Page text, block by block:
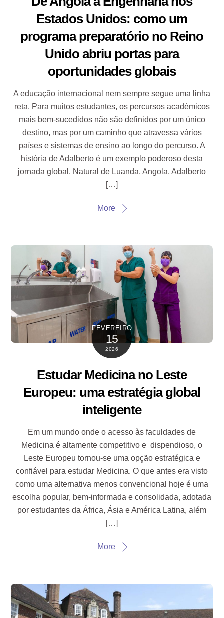
Estados Unidos: como um
programa preparatório no Reino
Unido abriu portas para
oportunidades globais
A educação internacional nem sempre segue uma linha
reta. Para muitos estudantes, os percursos académicos
mais bem-sucedidos não são definidos por um único
destino, mas por um caminho que atravessa vários
países e sistemas de ensino ao longo do percurso. A
história de Adalberto é um exemplo poderoso desta
jornada global. Natural de Luanda, Angola, Adalberto
[…]
More
FEVEREIRO
15
2026
Estudar Medicina no Leste
Europeu: uma estratégia global
inteligente
Em um mundo onde o acesso às faculdades de
Medicina é altamente competitivo e dispendioso, o
Leste Europeu tornou-se uma opção estratégica e
confiável para estudar Medicina. O que antes era visto
como uma alternativa menos convencional hoje é uma
escolha popular, bem-informada e consolidada, adotada
por estudantes da África, Ásia e América Latina, além
[…]
More